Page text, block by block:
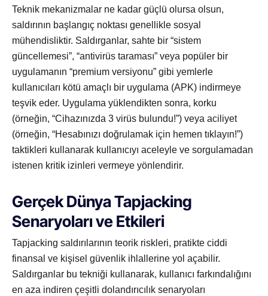
Teknik mekanizmalar ne kadar güçlü olursa olsun,
saldırının başlangıç noktası genellikle sosyal
mühendisliktir. Saldırganlar, sahte bir “sistem
güncellemesi”, “antivirüs taraması” veya popüler bir
uygulamanın “premium versiyonu” gibi yemlerle
kullanıcıları kötü amaçlı bir uygulama (APK) indirmeye
teşvik eder. Uygulama yüklendikten sonra, korku
(örneğin, “Cihazınızda 3 virüs bulundu!”) veya aciliyet
(örneğin, “Hesabınızı doğrulamak için hemen tıklayın!”)
taktikleri kullanarak kullanıcıyı aceleyle ve sorgulamadan
istenen kritik izinleri vermeye yönlendirir.
Gerçek Dünya Tapjacking
Senaryoları ve Etkileri
Tapjacking saldırılarının teorik riskleri, pratikte ciddi
finansal ve kişisel güvenlik ihlallerine yol açabilir.
Saldırganlar bu tekniği kullanarak, kullanıcı farkındalığını
en aza indiren çeşitli dolandırıcılık senaryoları